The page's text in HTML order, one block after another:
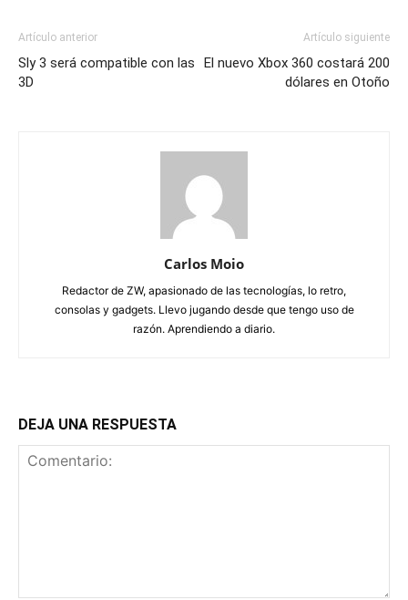
Artículo anterior
Sly 3 será compatible con las
3D
Artículo siguiente
El nuevo Xbox 360 costará 200
dólares en Otoño
Carlos Moio
Redactor de ZW, apasionado de las tecnologías, lo retro,
consolas y gadgets. Llevo jugando desde que tengo uso de
razón. Aprendiendo a diario.
DEJA UNA RESPUESTA